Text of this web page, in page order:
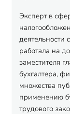
Эксперт в
деятельности
работала на
заместителя
бухгалтера,
множества
применению
трудового